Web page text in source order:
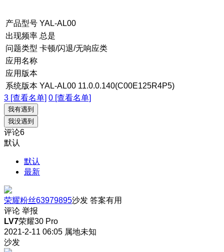
产品型号 YAL-AL00
出现频率 总是
问题类型 卡顿/闪退/无响应类
应用名称
应用版本
系统版本 YAL-AL00 11.0.0.140(C00E125R4P5)
3 [查看名单] 0 [查看名单]
我有遇到
我没遇到
评论6
默认
默认
最新
荣耀粉丝63979895沙发 答案有用
评论 举报
LV7荣耀30 Pro
2021-2-11 06:05 属地未知
沙发